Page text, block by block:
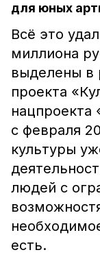
для юных
Всё это
миллиона
выделены в
проекта
нацпроекта
с февраля
культуры
людей с
есть.